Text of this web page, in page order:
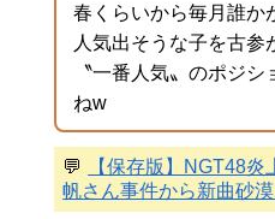
春くらいから毎月誰か
人気出そうな子を古参
〝一番人気〟のポジ
ねw
💬
【保存版】NGT48
帆さん事件から新曲砂